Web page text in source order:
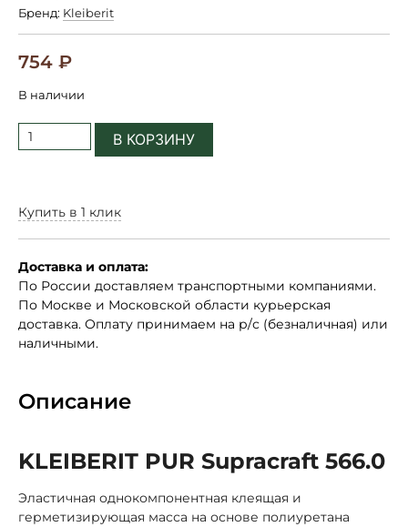
Бренд: Kleiberit
754 ₽
В наличии
В КОРЗИНУ
Купить в 1 клик
Доставка и оплата:
По России доставляем транспортными компаниями.
По Москве и Московской области курьерская
доставка. Оплату принимаем на р/с (безналичная) или
наличными.
Описание
KLEIBERIT PUR Supracraft 566.0
Эластичная однокомпонентная клеящая и
герметизирующая масса на основе полиуретана